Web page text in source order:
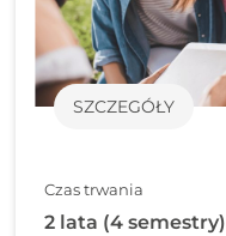
SZCZEGÓŁY
Czas trwania
2 lata (4 semestry)